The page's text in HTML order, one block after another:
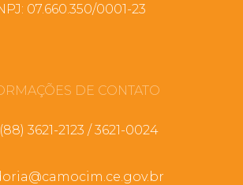
07.660.350/0001-23
DE CONTATO
(88) 3621-2123 / 3621-0024